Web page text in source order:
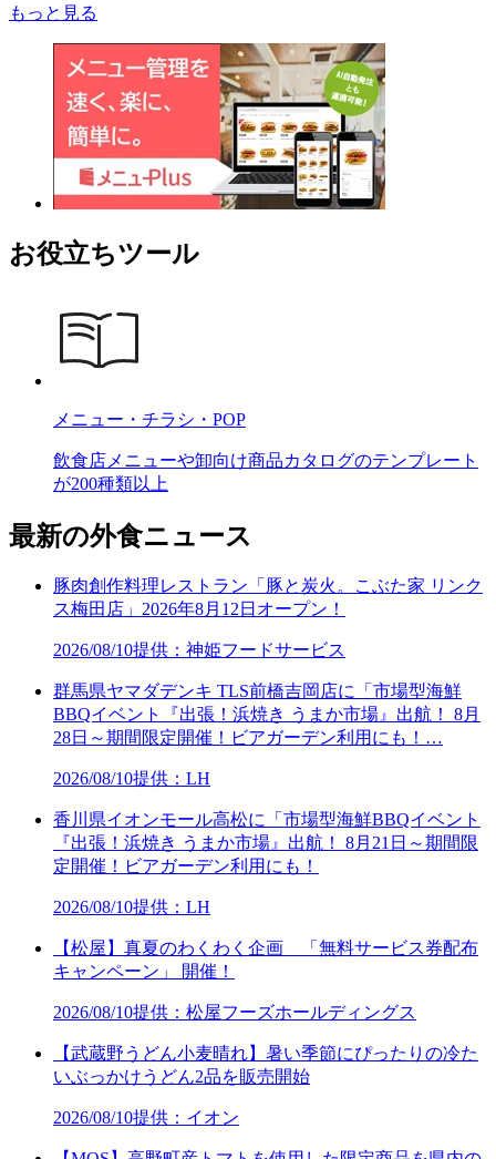
もっと見る
お役立ちツール
メニュー・チラシ・POP
飲食店メニューや卸向け商品カタログのテンプレート
が200種類以上
最新の外食ニュース
豚肉創作料理レストラン「豚と炭火。こぶた家 リンク
ス梅田店」2026年8月12日オープン！
2026/08/10提供：神姫フードサービス
群馬県ヤマダデンキ TLS前橋吉岡店に「市場型海鮮
BBQイベント『出張！浜焼き うまか市場』出航！ 8月
28日～期間限定開催！ビアガーデン利用にも！…
2026/08/10提供：LH
香川県イオンモール高松に「市場型海鮮BBQイベント
『出張！浜焼き うまか市場』出航！ 8月21日～期間限
定開催！ビアガーデン利用にも！
2026/08/10提供：LH
【松屋】真夏のわくわく企画 「無料サービス券配布
キャンペーン」 開催！
2026/08/10提供：松屋フーズホールディングス
【武蔵野うどん小麦晴れ】暑い季節にぴったりの冷た
いぶっかけうどん2品を販売開始
2026/08/10提供：イオン